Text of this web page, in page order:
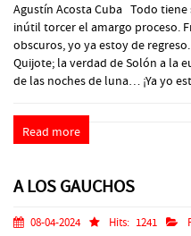
Agustín Acosta Cuba Todo
inútil torcer el amargo proceso.
obscuros, yo ya estoy de
Quijote; la verdad de Solón a la
de las noches de luna… ¡Ya yo
Read more
A LOS GAUCHOS
08-04-2024 Hits: 1241